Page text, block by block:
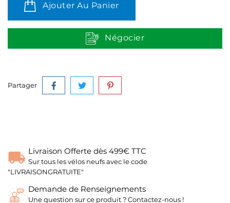
Ajouter Au Panier
Négocier
Partager
Livraison Offerte dès 499€ TTC
Sur tous les vélos neufs avec le code
"LIVRAISONGRATUITE"
Demande de Renseignements
Une question sur ce produit ? Contactez-nous !